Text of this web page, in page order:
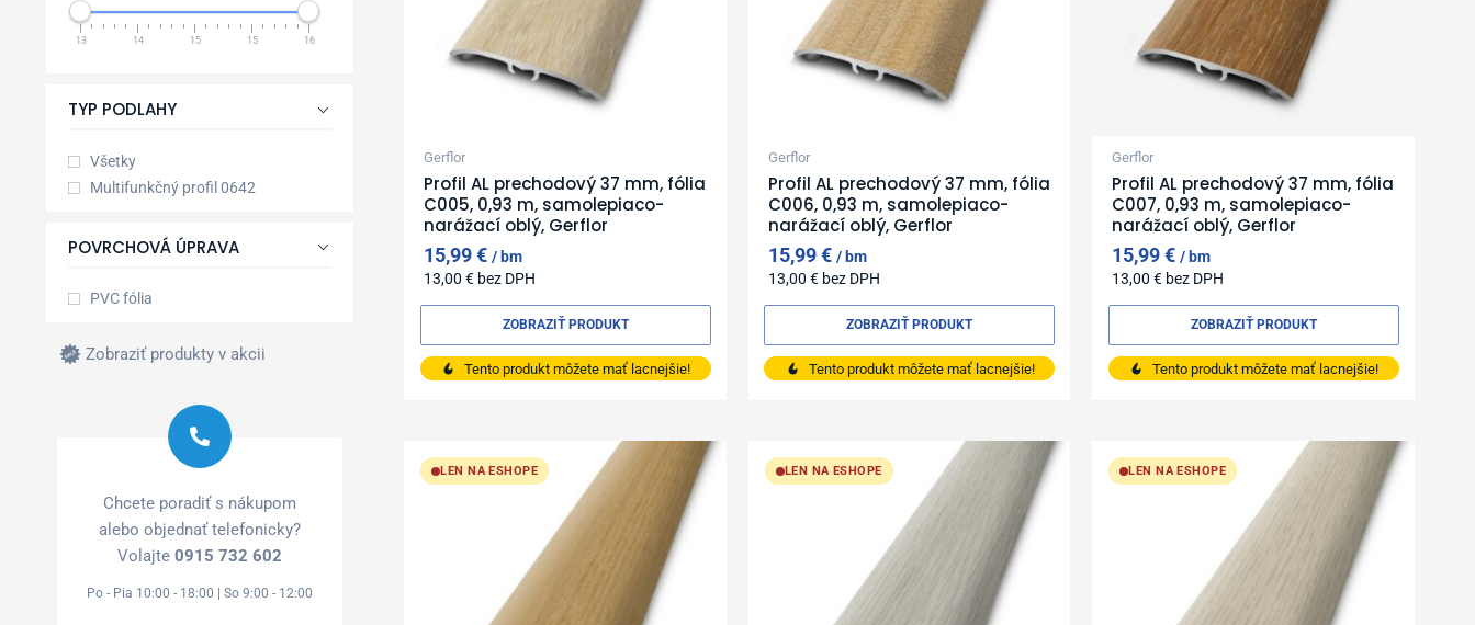
13 14 15 15 16
TYP PODLAHY
Všetky
Multifunkčný profil 0642
POVRCHOVÁ ÚPRAVA
PVC fólia
Zobraziť produkty v akcii
Chcete poradiť s nákupom
alebo objednať telefonicky?
Volajte0915 732 602
Po - Pia 10:00 - 18:00 | So 9:00 - 12:00
Gerflor
Profil AL prechodový 37 mm, fólia
C005, 0,93 m, samolepiaco-
narážací oblý, Gerflor
15,99€ bm
13,00€ bez DPH
Tento produkt môžete mať lacnejšie!
ZOBRAZIŤ PRODUKT
Gerflor
Profil AL prechodový 37 mm, fólia
C006, 0,93 m, samolepiaco-
narážací oblý, Gerflor
15,99€ bm
13,00 €bez DPH
Tento produkt môžete mať lacnejšie!
ZOBRAZIŤ PRODUKT
Gerflor
Profil AL prechodový 37 mm, fólia
C007, 0,93 m, samolepiaco-
narážací oblý, Gerflor
15,99€ bm
13,00€ bez DPH
Tento produkt môžete mať lacnejšie!
ZOBRAZIŤ PRODUKT
LEN NA ESHOPE LEN NA ESHOPE LEN NA ESHOPE